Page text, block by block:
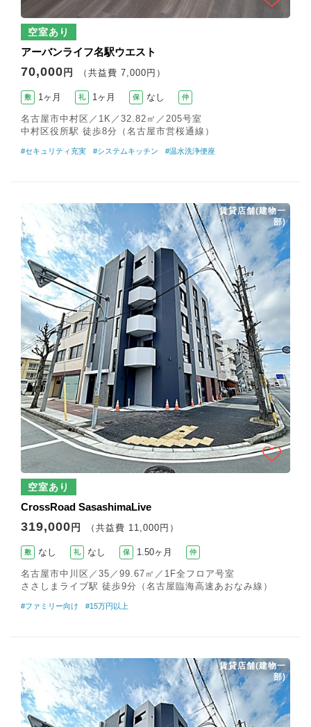
空室あり
アーバンライフ名駅ウエスト
70,000 円 （共益費 7,000円）
敷 1ヶ月 礼 1ヶ月 保 なし 仲
名古屋市中村区／1K／32.82㎡／205号室
中村区役所駅 徒歩8分（名古屋市営桜通線）
#セキュリティ充実 #システムキッチン #温水洗浄便座
空室あり
CrossRoad SasashimaLive
319,000 円 （共益費 11,000円）
敷 なし 礼 なし 保 1.50ヶ月 仲
名古屋市中川区／35／99.67㎡／1F全フロア号室
ささしまライブ駅 徒歩9分（名古屋臨海高速あおなみ線）
賃貸店舗(建物一
部)
#ファミリー向け #15万円以上
賃貸店舗(建物一
部)